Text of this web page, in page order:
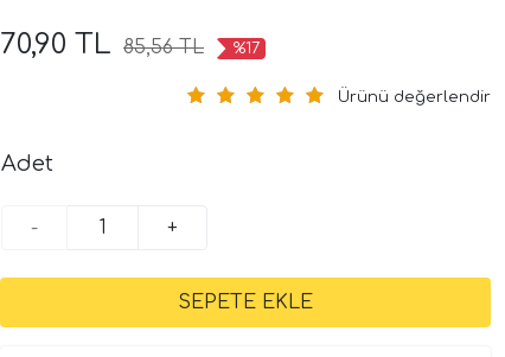
70,90 TL 85,56 TL %17
Ürünü değerlendir
Adet
- +